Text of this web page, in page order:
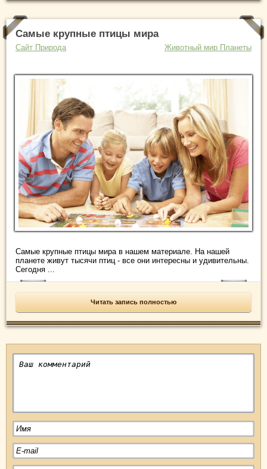
Самые крупные птицы мира
Сайт Природа Животный мир Планеты
Самые крупные птицы мира в нашем материале. На нашей
планете живут тысячи птиц - все они интересны и удивительны.
Сегодня ...
Читать запись полностью